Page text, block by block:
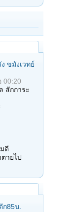
ขมังเวทย์
00:20
สักการะ
ดี
ายไป
85น.